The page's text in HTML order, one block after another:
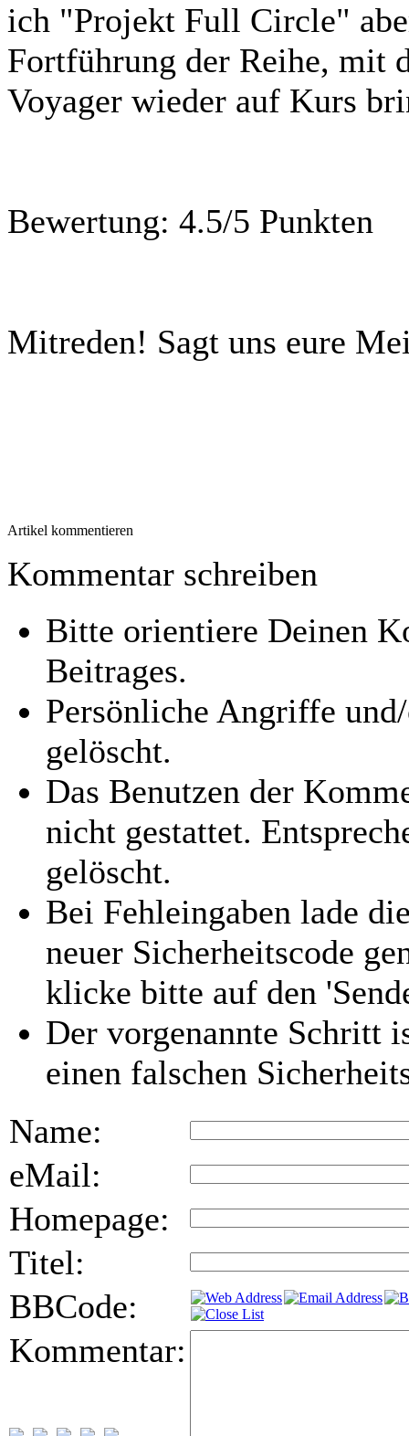
ich "Projekt Full Circle"
Fortführung der Reihe, mit
Voyager wieder auf Kurs
Bewertung: 4.5/5 Punkten
Mitreden! Sagt uns eure
Artikel kommentieren
Kommentar schreiben
Bitte orientiere Deinen
Beitrages.
Persönliche Angriffe
gelöscht.
Das Benutzen der
nicht gestattet.
gelöscht.
Bei Fehleingaben lade
neuer Sicherheitscode
klicke bitte auf den
Der vorgenannte Schritt
einen falschen
Name:
eMail:
Homepage:
Titel:
BBCode:
Kommentar: